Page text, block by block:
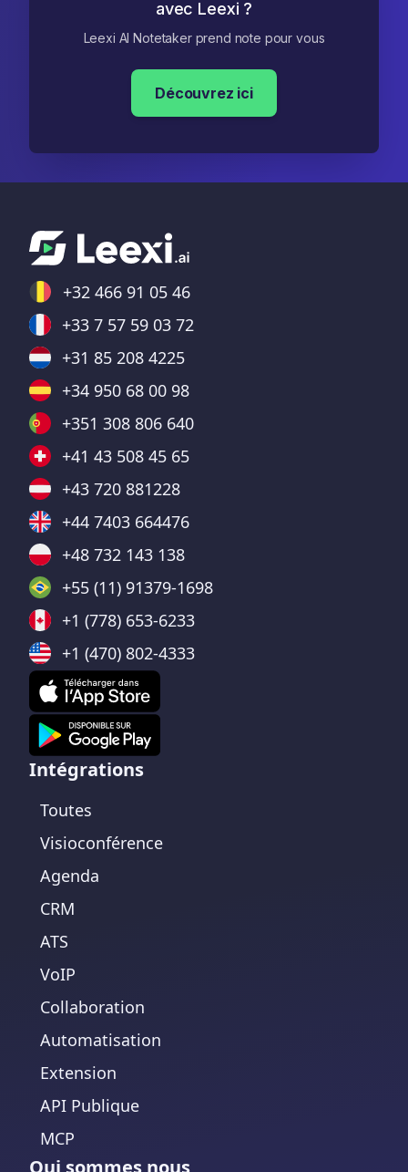
avec Leexi ?
Leexi AI Notetaker prend note pour vous
Découvrez ici
+32 466 91 05 46
+33 7 57 59 03 72
+31 85 208 4225
+34 950 68 00 98
+351 308 806 640
+41 43 508 45 65
+43 720 881228
+44 7403 664476
+48 732 143 138
+55 (11) 91379-1698
+1 (778) 653-6233
+1 (470) 802-4333
Intégrations
Toutes
Visioconférence
Agenda
CRM
ATS
VoIP
Collaboration
Automatisation
Extension
API Publique
MCP